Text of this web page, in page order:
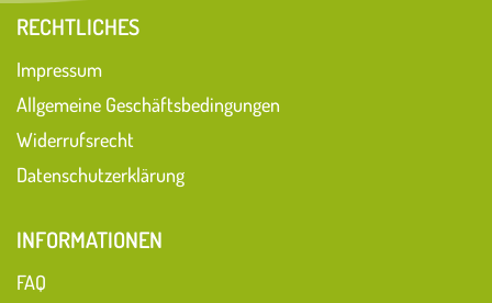
RECHTLICHES
Impressum
Allgemeine Geschäftsbedingungen
Widerrufsrecht
Datenschutzerklärung
INFORMATIONEN
FAQ